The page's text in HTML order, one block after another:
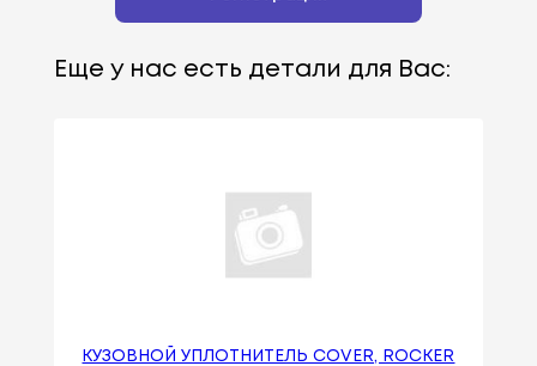
Еще у нас есть детали для Вас:
КУЗОВНОЙ УПЛОТНИТЕЛЬ COVER, ROCKER